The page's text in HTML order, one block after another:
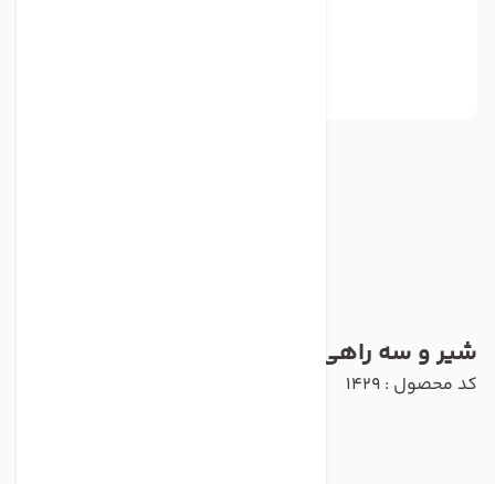
شیر و سه راهی1/2 ور.دی دستگاه تصفیه آب
کد محصول : 1429